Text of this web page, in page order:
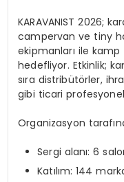
KARAVANIST 2026;
campervan ve tiny
ekipmanları ile
hedefliyor. Etkinlik;
sıra distribütörler,
gibi ticari
Organizasyon
Sergi alanı: 6
Katılım: 144